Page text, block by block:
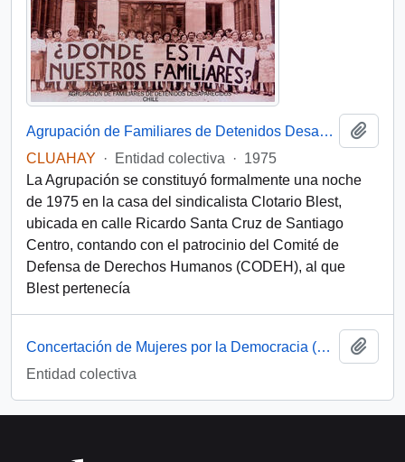
Agrupación de Familiares de Detenidos Desaparecidos (Chile)
CLUAHAY
· Entidad colectiva · 1975
La Agrupación se constituyó formalmente una noche
de 1975 en la casa del sindicalista Clotario Blest,
ubicada en calle Ricardo Santa Cruz de Santiago
Centro, contando con el patrocinio del Comité de
Defensa de Derechos Humanos (CODEH), al que
Blest pertenecía
Concertación de Mujeres por la Democracia (Santiago, Chile)
Entidad colectiva